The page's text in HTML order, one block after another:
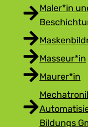
Maler*in
Masseur*in
Maurer*in
Bildungs